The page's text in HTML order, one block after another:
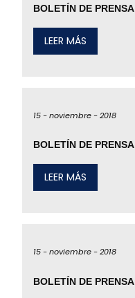
BOLETÍN DE PRENSA
LEER MÁS
15 -noviembre -2018
BOLETÍN DE PRENSA
LEER MÁS
15 -noviembre -2018
BOLETÍN DE PRENSA